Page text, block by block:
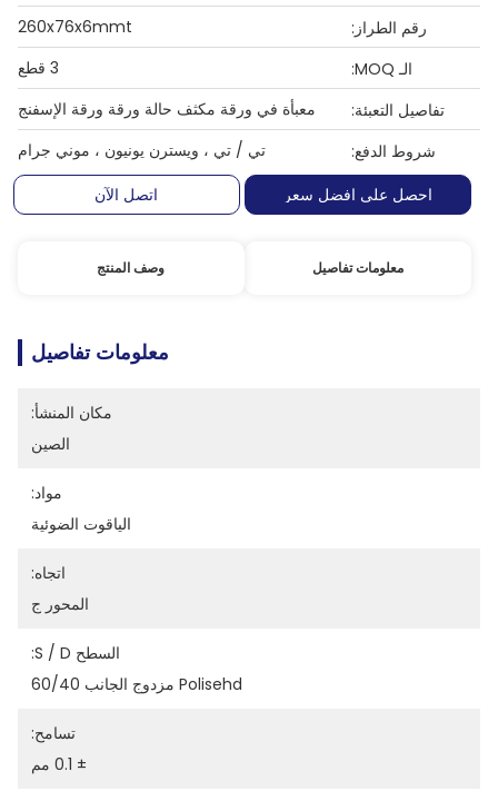
رقم الطراز:
260x76x6mmt
الـ MOQ:
3 قطع
تفاصيل التعبئة:
معبأة في ورقة مكثف حالة ورقة ورقة الإسفنج
شروط الدفع:
تي / تي ، ويسترن يونيون ، موني جرام
احصل على افضل سعر
اتصل الآن
معلومات تفاصيل وصف المنتج
معلومات تفاصيل
مكان المنشأ:
الصين
مواد:
الياقوت الضوئية
اتجاه:
المحور ج
السطح S / D:
Polisehd مزدوج الجانب 60/40
تسامح:
± 0.1 مم